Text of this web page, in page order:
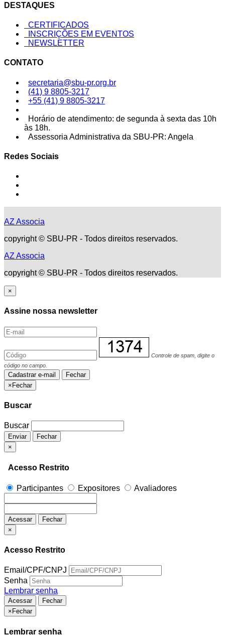
DESTAQUES
CERTIFICADOS
INSCRIÇÕES EM EVENTOS
NEWSLETTER
CONTATO
secretaria@sbu-pr.org.br
(41) 9 8805-3217
+55 (41) 9 8805-3217
Horário de atendimento: de segunda à sexta das 10h
às 18h.
Assessoria Administrativa da SBU-PR: Angela
Redes Sociais
AZ Associa
copyright © SBU-PR - Todos direitos reservados.
AZ Associa
copyright © SBU-PR - Todos direitos reservados.
×
Assine nossa newsletter
Controle de spam, digite o
código no campo.
Cadastrar e-mail
Fechar
×Fechar
Buscar
Buscar
Enviar
Fechar
×
Acesso Restrito
Participantes Expositores Avaliadores
Acessar
Fechar
×
Acesso Restrito
Email/CPF/CNPJ
Senha
Lembrar senha
Acessar
Fechar
× Fechar
Lembrar senha